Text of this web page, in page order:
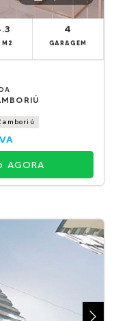
M2
4
GARAGEM
AGORA